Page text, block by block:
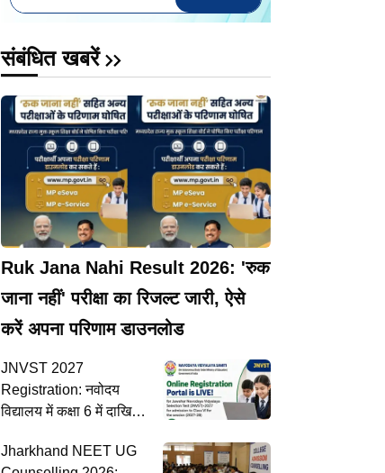
संबंधित खबरें
Ruk Jana Nahi Result 2026: 'रुक
जाना नहीं' परीक्षा का रिजल्ट जारी, ऐसे
करें अपना परिणाम डाउनलोड
JNVST 2027
Registration: नवोदय
विद्यालय में कक्षा 6 में दाखिले
अगस्त तक भर सकेंगे फॉर्म
Jharkhand NEET UG